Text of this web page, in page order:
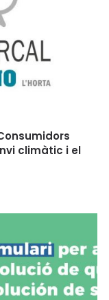
climàtic i el